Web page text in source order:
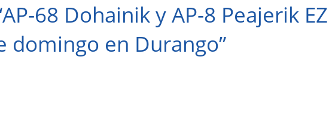
68 Dohainik y AP-8 Peajerik EZ
domingo en Durango”